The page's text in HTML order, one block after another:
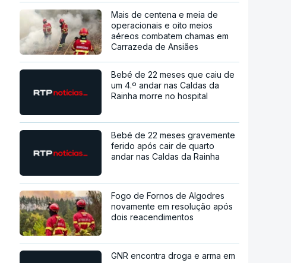
Mais de centena e meia de
operacionais e oito meios
aéreos combatem chamas em
Carrazeda de Ansiães
Bebé de 22 meses que caiu de
um 4.º andar nas Caldas da
Rainha morre no hospital
Bebé de 22 meses gravemente
ferido após cair de quarto
andar nas Caldas da Rainha
Fogo de Fornos de Algodres
novamente em resolução após
dois reacendimentos
GNR encontra droga e arma em